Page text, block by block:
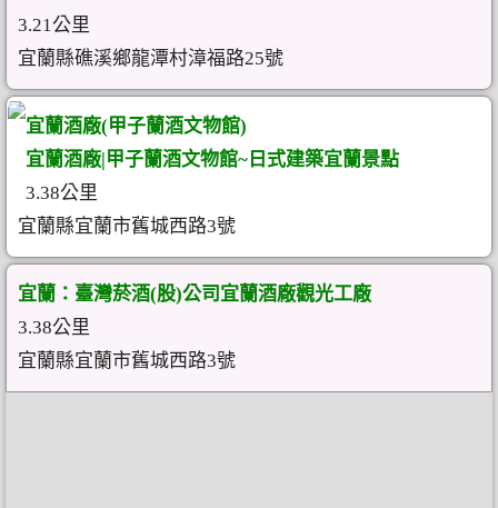
3.21公里
宜蘭縣礁溪鄉龍潭村漳福路25號
宜蘭酒廠(甲子蘭酒文物館)
宜蘭酒廠|甲子蘭酒文物館~日式建築宜蘭景點
3.38公里
宜蘭縣宜蘭市舊城西路3號
宜蘭：臺灣菸酒(股)公司宜蘭酒廠觀光工廠
3.38公里
宜蘭縣宜蘭市舊城西路3號